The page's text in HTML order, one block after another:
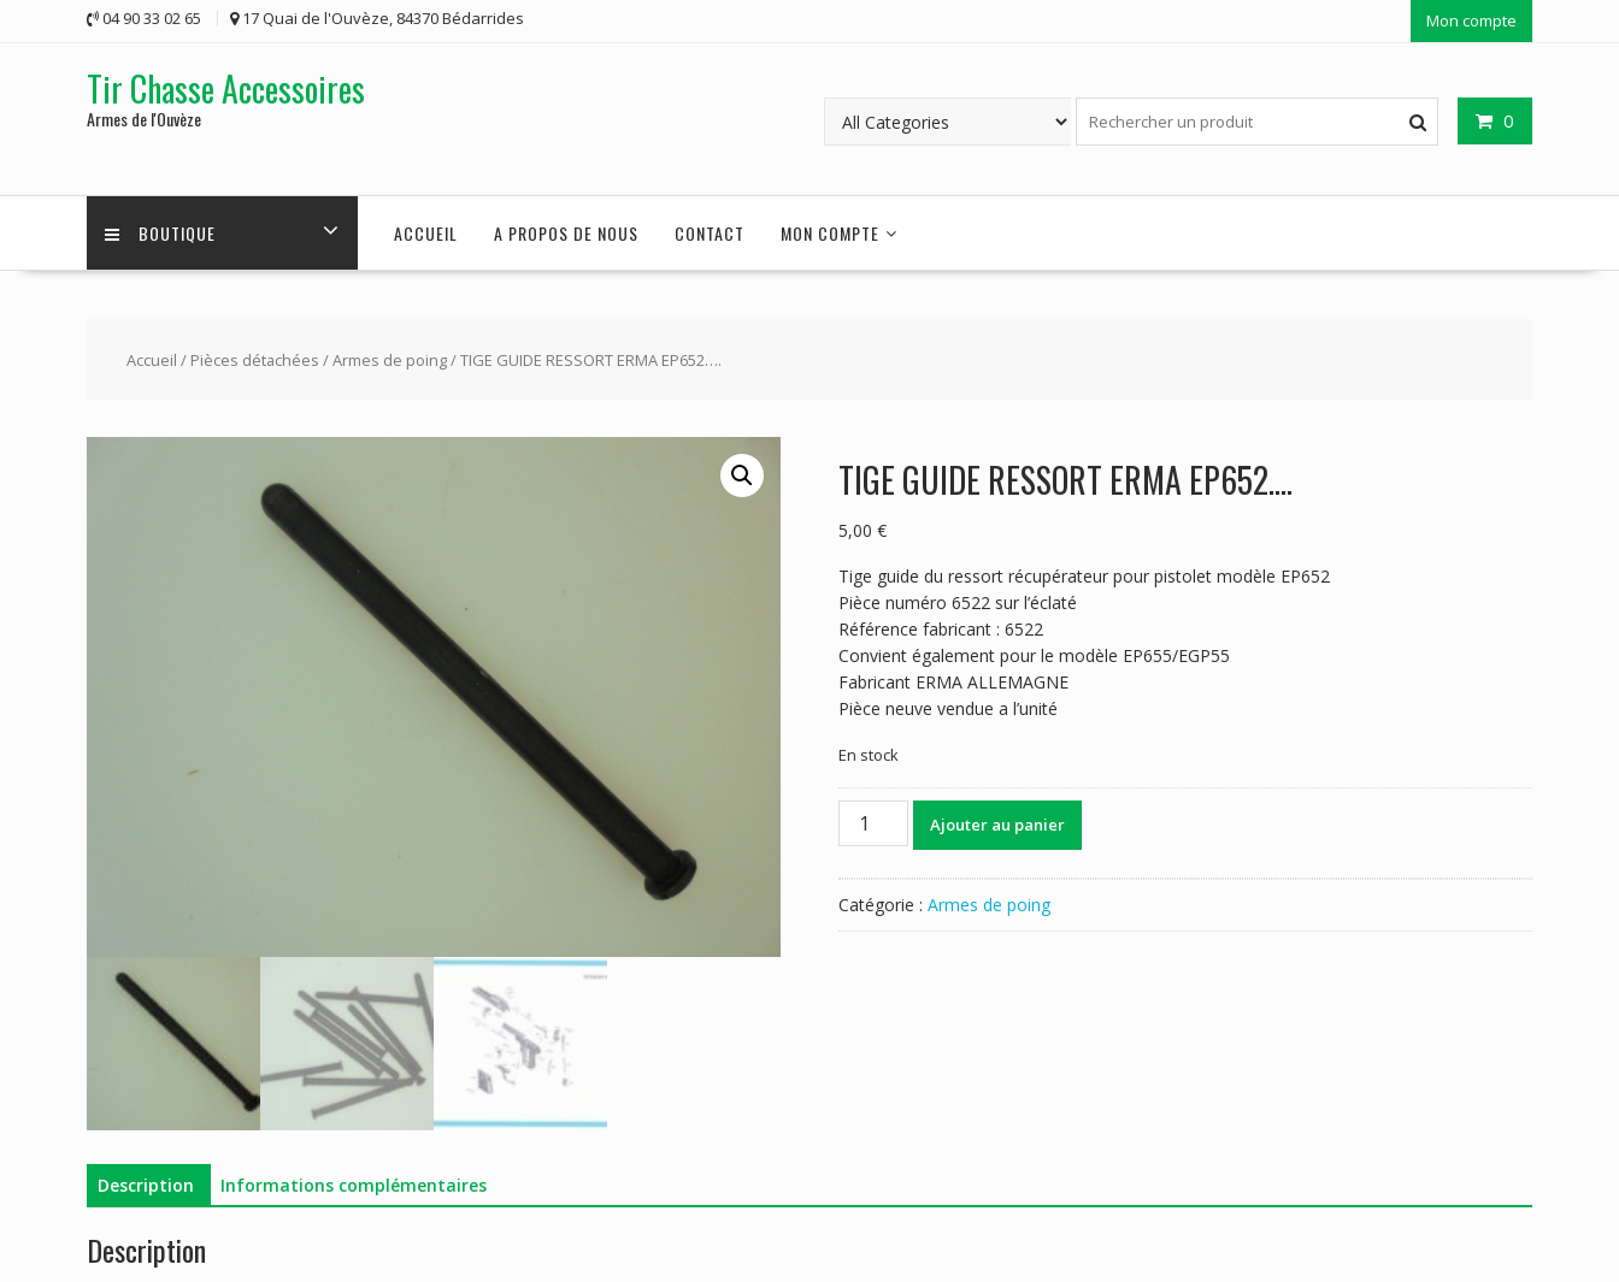
04 90 33 02 65 17 Quai de l'Ouvèze, 84370 Bédarrides Mon compte
Tir Chasse Accessoires
Armes de l'Ouvèze 0
BOUTIQUE ACCUEIL A PROPOS DE NOUS CONTACT MON COMPTE
Accueil / Pièces détachées /Armes de poing/ TIGE GUIDE RESSORT ERMA EP652….
TIGE GUIDE RESSORT ERMA EP652….
5,00 €
Tige guide du ressort récupérateur pour pistolet modèle EP652
Pièce numéro 6522 sur l’éclaté
Référence fabricant : 6522
Convient également pour le modèle EP655/EGP55
Fabricant ERMA ALLEMAGNE
Pièce neuve vendue a l’unité
En stock
quantité
RESSORT
Ajouter au panier
Catégorie : Armes de poing
Description Informations complémentaires
Description